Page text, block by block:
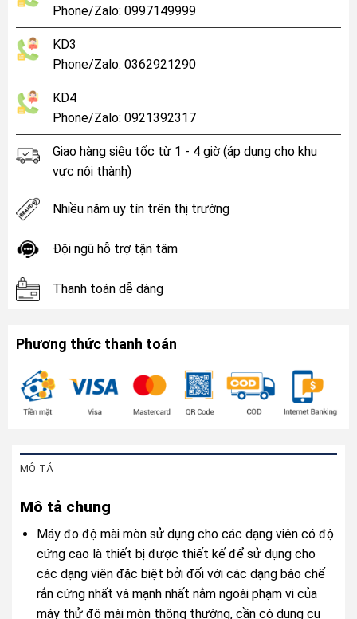
Phone/Zalo: 0997149999
KD3
Phone/Zalo: 0362921290
KD4
Phone/Zalo: 0921392317
Giao hàng siêu tốc từ 1 - 4 giờ (áp dụng cho khu
vực nội thành)
Nhiều năm uy tín trên thị trường
Đội ngũ hỗ trợ tận tâm
Thanh toán dễ dàng
Phương thức thanh toán
MÔ TẢ
Mô tả chung
Máy đo độ mài mòn sử dụng cho các dạng viên có độ
cứng cao là thiết bị được thiết kế để sử dụng cho
các dạng viên đặc biệt bởi đối với các dạng bào chế
rắn cứng nhất và mạnh nhất nằm ngoài phạm vi của
máy thử độ mài mòn thông thường, cần có dụng cụ